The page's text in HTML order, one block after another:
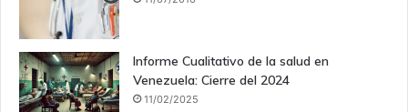
Informe Cualitativo de la salud en
Venezuela: Cierre del 2024
11/02/2025